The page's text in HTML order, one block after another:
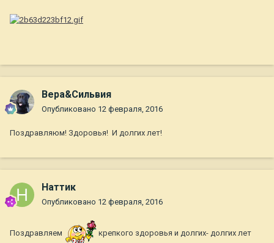
Вера&Сильвия
Опубликовано 12 февраля, 2016
Поздравляюм! Здоровья! И долгих лет!
Наттик
Опубликовано 12 февраля, 2016
Поздравляем крепкого здоровья и долгих- долгих лет